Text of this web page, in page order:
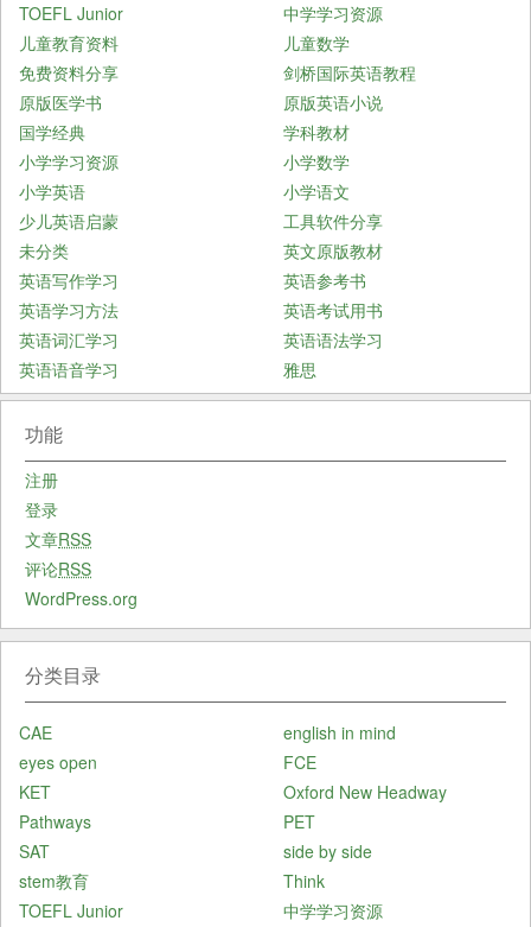
TOEFL Junior
中学学习资源
儿童教育资料
儿童数学
免费资料分享
剑桥国际英语教程
原版医学书
原版英语小说
国学经典
学科教材
小学学习资源
小学数学
小学英语
小学语文
少儿英语启蒙
工具软件分享
未分类
英文原版教材
英语写作学习
英语参考书
英语学习方法
英语考试用书
英语词汇学习
英语语法学习
英语语音学习
雅思
功能
注册
登录
文章RSS
评论RSS
WordPress.org
分类目录
CAE
english in mind
eyes open
FCE
KET
Oxford New Headway
Pathways
PET
SAT
side by side
stem教育
Think
TOEFL Junior
中学学习资源